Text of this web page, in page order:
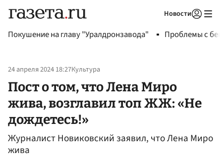
Новости
Покушение на главу "Уралдронзавода" Проблемы с
24 апреля 2024 18:27Культура
Пост о том, что Лена Миро
жива, возглавил топ ЖЖ: «Не
дождетесь!»
Журналист Новиковский заявил, что Лена Миро
жива